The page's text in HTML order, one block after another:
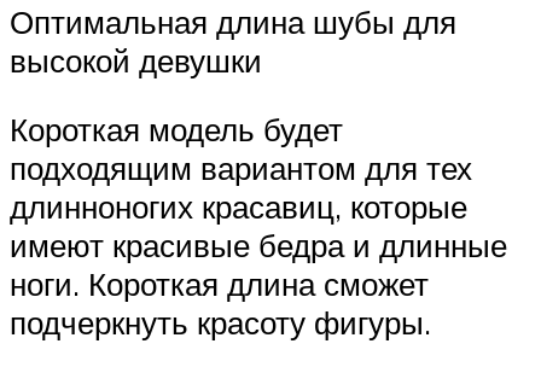
Оптимальная длина шубы для
высокой девушки
Короткая модель будет
подходящим вариантом для тех
длинноногих красавиц, которые
имеют красивые бедра и длинные
ноги. Короткая длина сможет
подчеркнуть красоту фигуры.